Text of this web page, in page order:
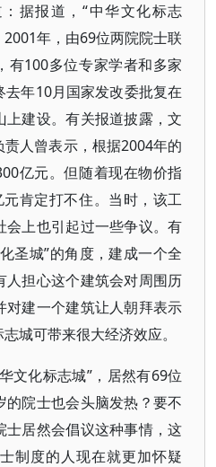
据报道，“中华文化标志
年，由69位两院院士联
有100多位专家学者和多家
年10月国家发改委批复在
上建设。有关报道披露，文
人曾表示，根据2004年的
亿元。但随着现在物价指
肯定打不住。当时，该工
上也引起过一些争议。有
圣城”的角度，建成一个全
担心这个建筑会对周围历
对建一个建筑让人朝拜表示
城可带来很大经济效应。
文化标志城”，居然有69位
院士也会头脑发热？要不
居然会倡议这种事情，这
制度的人现在就更加怀疑